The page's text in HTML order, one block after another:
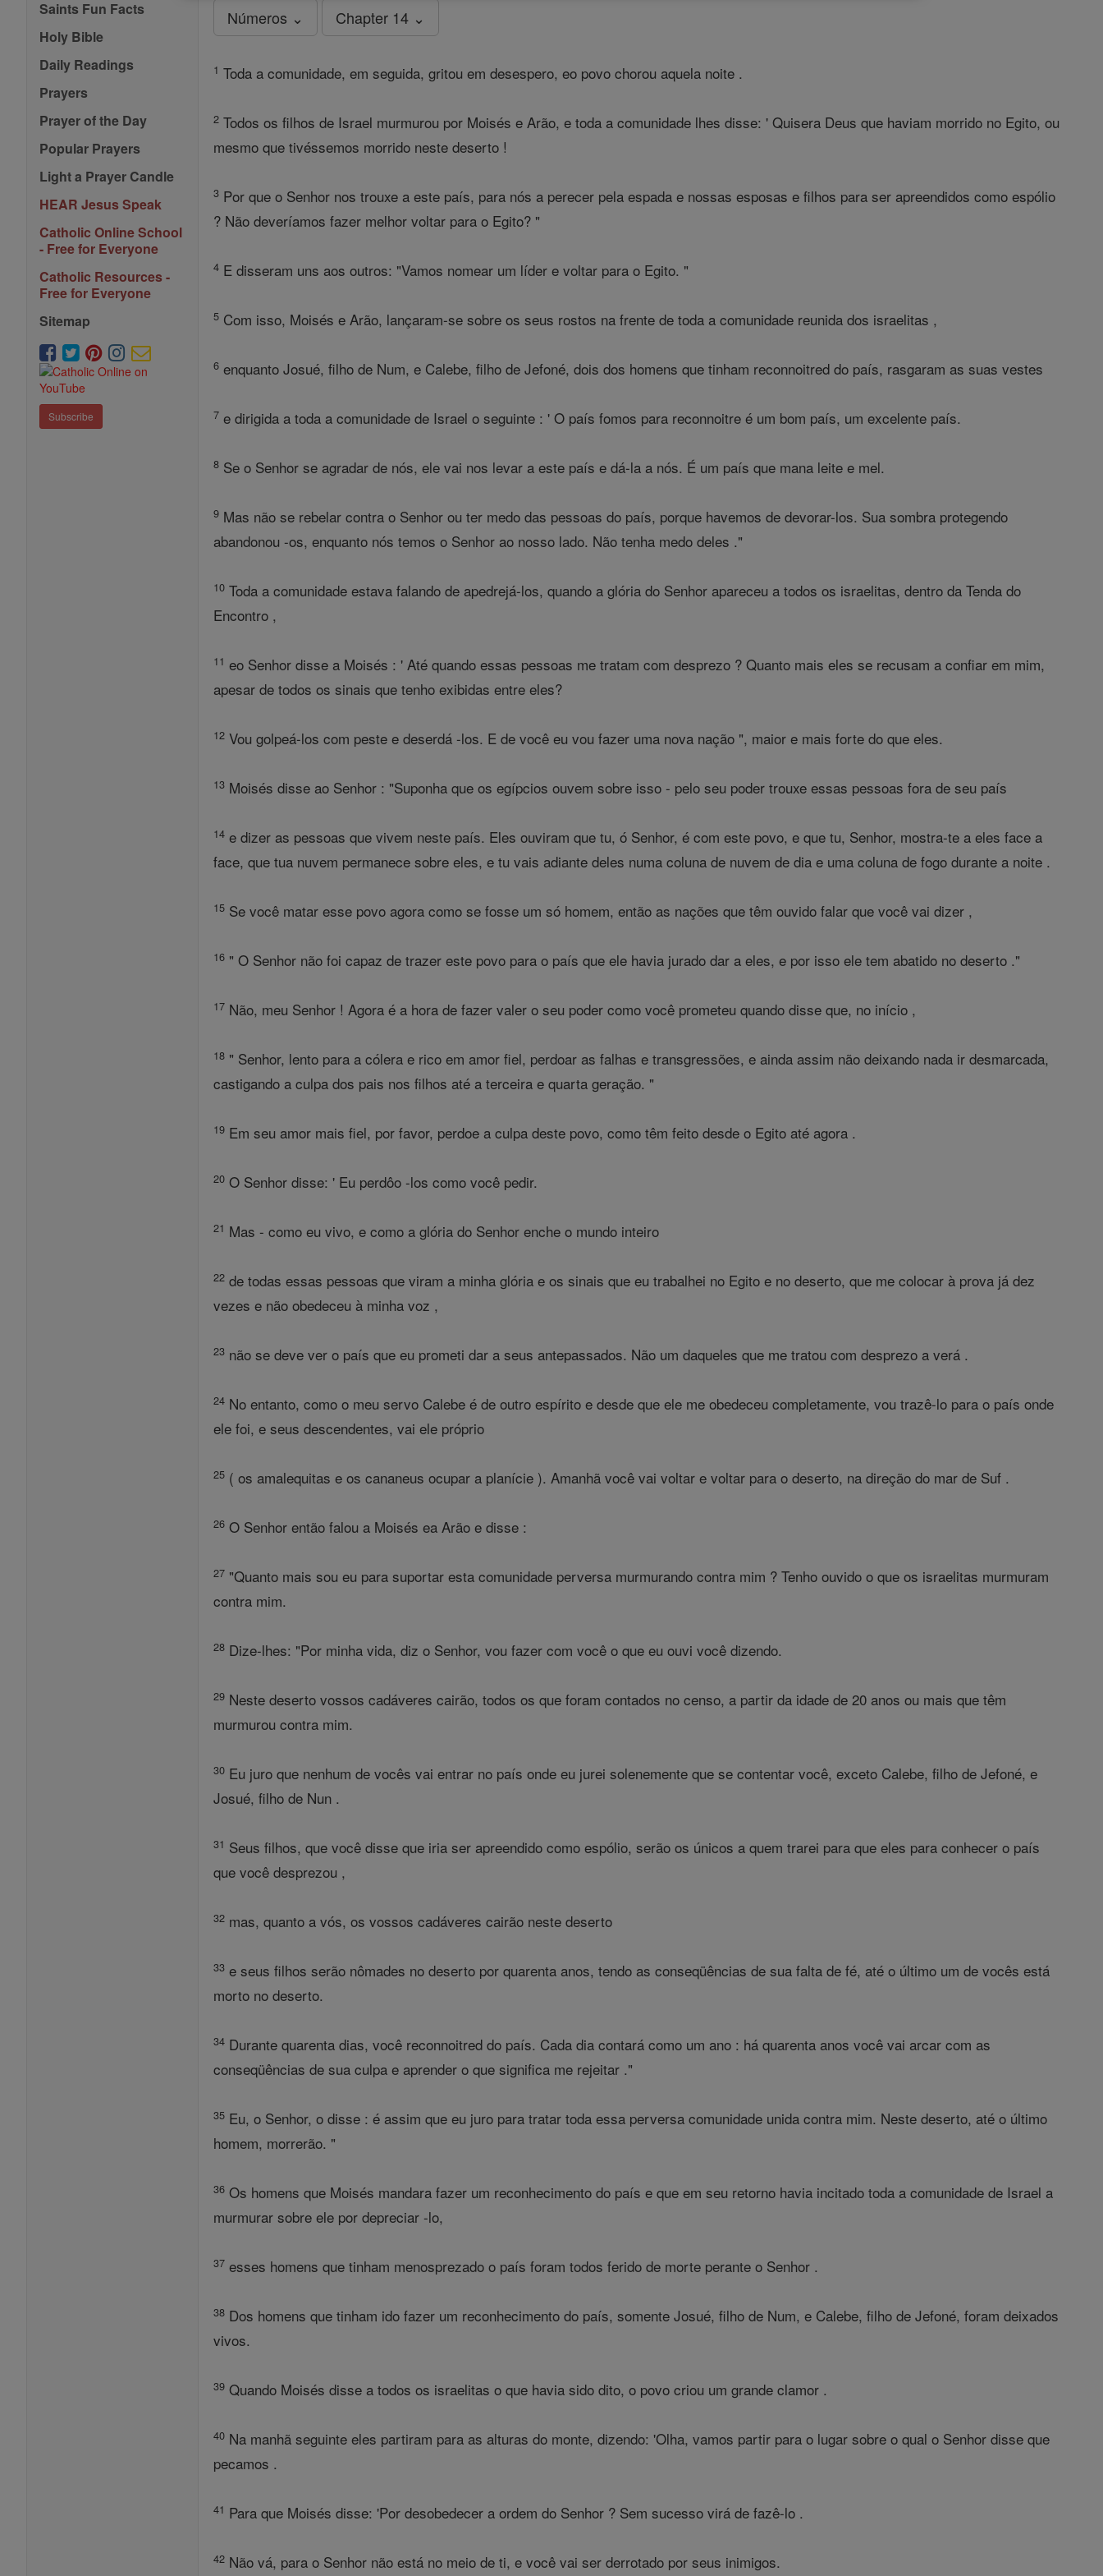
Saints Fun Facts
Holy Bible
Daily Readings
Prayers
Prayer of the Day
Popular Prayers
Light a Prayer Candle
HEAR Jesus Speak
Catholic Online School
- Free for Everyone
Catholic Resources -
Free for Everyone
Sitemap
Subscribe
Números ⌄ Chapter 14 ⌄
1 Toda a comunidade, em seguida, gritou em desespero, eo povo chorou aquela noite .
2 Todos os filhos de Israel murmurou por Moisés e Arão, e toda a comunidade lhes disse: ' Quisera Deus que haviam morrido no Egito, ou
mesmo que tivéssemos morrido neste deserto !
3 Por que o Senhor nos trouxe a este país, para nós a perecer pela espada e nossas esposas e filhos para ser apreendidos como espólio
? Não deveríamos fazer melhor voltar para o Egito? "
4 E disseram uns aos outros: "Vamos nomear um líder e voltar para o Egito. "
5 Com isso, Moisés e Arão, lançaram-se sobre os seus rostos na frente de toda a comunidade reunida dos israelitas ,
6 enquanto Josué, filho de Num, e Calebe, filho de Jefoné, dois dos homens que tinham reconnoitred do país, rasgaram as suas vestes
7 e dirigida a toda a comunidade de Israel o seguinte : ' O país fomos para reconnoitre é um bom país, um excelente país.
8 Se o Senhor se agradar de nós, ele vai nos levar a este país e dá-la a nós. É um país que mana leite e mel.
9 Mas não se rebelar contra o Senhor ou ter medo das pessoas do país, porque havemos de devorar-los. Sua sombra protegendo
abandonou -os, enquanto nós temos o Senhor ao nosso lado. Não tenha medo deles ."
10 Toda a comunidade estava falando de apedrejá-los, quando a glória do Senhor apareceu a todos os israelitas, dentro da Tenda do
Encontro ,
11 eo Senhor disse a Moisés : ' Até quando essas pessoas me tratam com desprezo ? Quanto mais eles se recusam a confiar em mim,
apesar de todos os sinais que tenho exibidas entre eles?
12 Vou golpeá-los com peste e deserdá -los. E de você eu vou fazer uma nova nação ", maior e mais forte do que eles.
13 Moisés disse ao Senhor : "Suponha que os egípcios ouvem sobre isso - pelo seu poder trouxe essas pessoas fora de seu país
14 e dizer as pessoas que vivem neste país. Eles ouviram que tu, ó Senhor, é com este povo, e que tu, Senhor, mostra-te a eles face a
face, que tua nuvem permanece sobre eles, e tu vais adiante deles numa coluna de nuvem de dia e uma coluna de fogo durante a noite .
15 Se você matar esse povo agora como se fosse um só homem, então as nações que têm ouvido falar que você vai dizer ,
16 " O Senhor não foi capaz de trazer este povo para o país que ele havia jurado dar a eles, e por isso ele tem abatido no deserto ."
17 Não, meu Senhor ! Agora é a hora de fazer valer o seu poder como você prometeu quando disse que, no início ,
18 " Senhor, lento para a cólera e rico em amor fiel, perdoar as falhas e transgressões, e ainda assim não deixando nada ir desmarcada,
castigando a culpa dos pais nos filhos até a terceira e quarta geração. "
19 Em seu amor mais fiel, por favor, perdoe a culpa deste povo, como têm feito desde o Egito até agora .
20 O Senhor disse: ' Eu perdôo -los como você pedir.
21 Mas - como eu vivo, e como a glória do Senhor enche o mundo inteiro
22 de todas essas pessoas que viram a minha glória e os sinais que eu trabalhei no Egito e no deserto, que me colocar à prova já dez
vezes e não obedeceu à minha voz ,
23 não se deve ver o país que eu prometi dar a seus antepassados. Não um daqueles que me tratou com desprezo a verá .
24 No entanto, como o meu servo Calebe é de outro espírito e desde que ele me obedeceu completamente, vou trazê-lo para o país onde
ele foi, e seus descendentes, vai ele próprio
25 ( os amalequitas e os cananeus ocupar a planície ). Amanhã você vai voltar e voltar para o deserto, na direção do mar de Suf .
26 O Senhor então falou a Moisés ea Arão e disse :
27 "Quanto mais sou eu para suportar esta comunidade perversa murmurando contra mim ? Tenho ouvido o que os israelitas murmuram
contra mim.
28 Dize-lhes: "Por minha vida, diz o Senhor, vou fazer com você o que eu ouvi você dizendo.
29 Neste deserto vossos cadáveres cairão, todos os que foram contados no censo, a partir da idade de 20 anos ou mais que têm
murmurou contra mim.
30 Eu juro que nenhum de vocês vai entrar no país onde eu jurei solenemente que se contentar você, exceto Calebe, filho de Jefoné, e
Josué, filho de Nun .
31 Seus filhos, que você disse que iria ser apreendido como espólio, serão os únicos a quem trarei para que eles para conhecer o país
que você desprezou ,
32 mas, quanto a vós, os vossos cadáveres cairão neste deserto
33 e seus filhos serão nômades no deserto por quarenta anos, tendo as conseqüências de sua falta de fé, até o último um de vocês está
morto no deserto.
34 Durante quarenta dias, você reconnoitred do país. Cada dia contará como um ano : há quarenta anos você vai arcar com as
conseqüências de sua culpa e aprender o que significa me rejeitar ."
35 Eu, o Senhor, o disse : é assim que eu juro para tratar toda essa perversa comunidade unida contra mim. Neste deserto, até o último
homem, morrerão. "
36 Os homens que Moisés mandara fazer um reconhecimento do país e que em seu retorno havia incitado toda a comunidade de Israel a
murmurar sobre ele por depreciar -lo,
37 esses homens que tinham menosprezado o país foram todos ferido de morte perante o Senhor .
38 Dos homens que tinham ido fazer um reconhecimento do país, somente Josué, filho de Num, e Calebe, filho de Jefoné, foram deixados
vivos.
39 Quando Moisés disse a todos os israelitas o que havia sido dito, o povo criou um grande clamor .
40 Na manhã seguinte eles partiram para as alturas do monte, dizendo: 'Olha, vamos partir para o lugar sobre o qual o Senhor disse que
pecamos .
41 Para que Moisés disse: 'Por desobedecer a ordem do Senhor ? Sem sucesso virá de fazê-lo .
42 Não vá, para o Senhor não está no meio de ti, e você vai ser derrotado por seus inimigos.